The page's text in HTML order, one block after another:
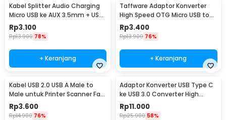
Kabel Splitter Audio Charging
Micro USB ke AUX 3.5mm + USB
Male 50cm - V835
Rp3.100
Rp13.900 78%
+ Keranjang
Taffware Adaptor Konverter
High Speed OTG Micro USB to
USB Type C 3.1 - US189
Rp3.400
Rp13.900 76%
+ Keranjang
Kabel USB 2.0 USB A Male to
Male untuk Printer Scanner Fax
TPE 1M
Rp3.600
Rp14.900 76%
Adaptor Konverter USB Type C
ke USB 3.0 Converter High
Speed 5Gbps - AG975
Rp11.000
Rp25.900 58%